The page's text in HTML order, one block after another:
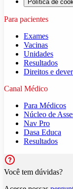
Política de
Para pacientes
Exames
Vacinas
Unidades
Resultados
Direitos e
Canal Médico
Para Médicos
Núcleo de
Nav Pro
Dasa Educa
Resultados
Você tem dúvidas?